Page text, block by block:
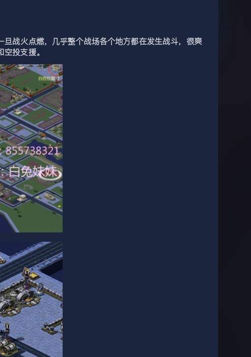
战火点燃，几乎整个战场各个地方都在发生战斗，很爽
投支援。